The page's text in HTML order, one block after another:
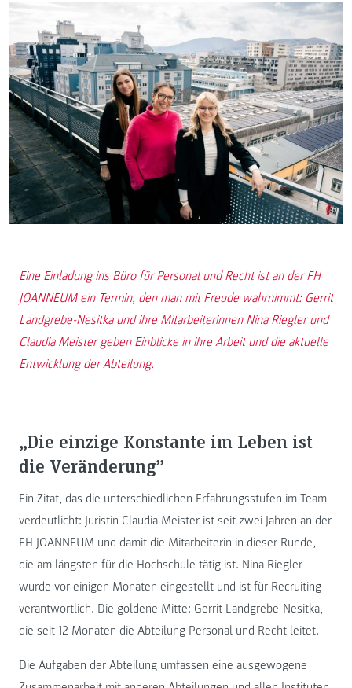
Eine Einladung ins Büro für Personal und Recht ist an der FH
JOANNEUM ein Termin, den man mit Freude wahrnimmt: Gerrit
Landgrebe-Nesitka und ihre Mitarbeiterinnen Nina Riegler und
Claudia Meister geben Einblicke in ihre Arbeit und die aktuelle
Entwicklung der Abteilung.
„Die einzige Konstante im Leben ist
die Veränderung”
Ein Zitat, das die unterschiedlichen Erfahrungsstufen im Team
verdeutlicht: Juristin Claudia Meister ist seit zwei Jahren an der
FH JOANNEUM und damit die Mitarbeiterin in dieser Runde,
die am längsten für die Hochschule tätig ist. Nina Riegler
wurde vor einigen Monaten eingestellt und ist für Recruiting
verantwortlich. Die goldene Mitte: Gerrit Landgrebe-Nesitka,
die seit 12 Monaten die Abteilung Personal und Recht leitet.
Die Aufgaben der Abteilung umfassen eine ausgewogene